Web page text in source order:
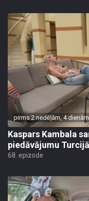
pirms 2 nedēļām, 4 dienām
Kaspars Kambala
piedāvājumu Turcijā
68. epizode